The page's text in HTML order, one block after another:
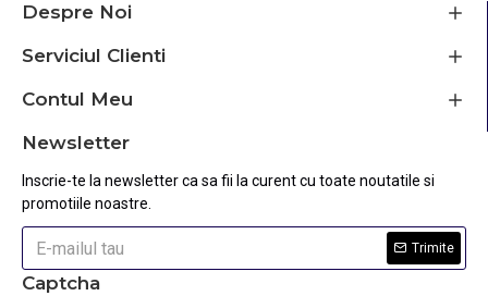
Despre Noi
Serviciul Clienti
Contul Meu
Newsletter
Inscrie-te la newsletter ca sa fii la curent cu toate noutatile si
promotiile noastre.
Trimite
Captcha